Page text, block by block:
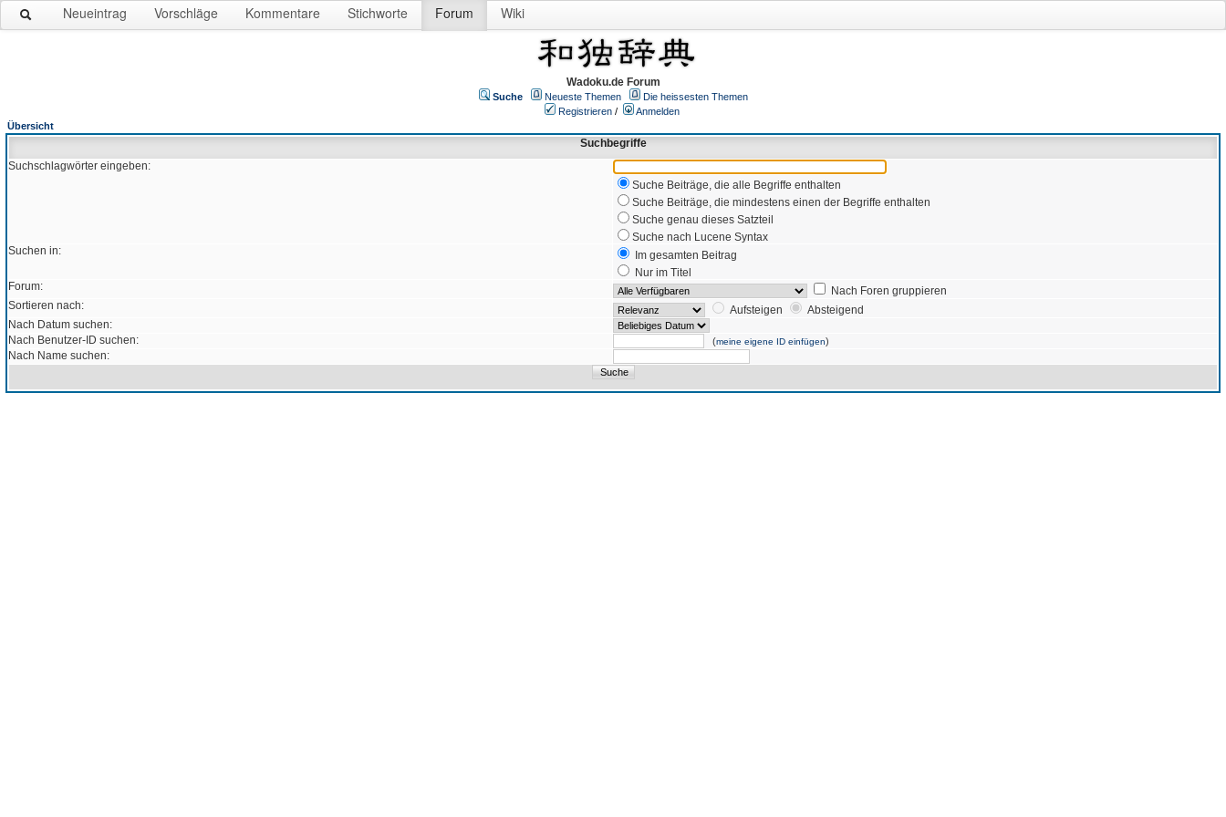
Neueintrag Vorschläge Kommentare Stichworte Forum Wiki
Wadoku.de Forum
Suche Neueste Themen
Die heissesten Themen
Registrieren /
Anmelden
Übersicht
Suchbegriffe
Suchschlagwörter eingeben:
Suche Beiträge, die alle Begriffe enthalten
Suche Beiträge, die mindestens einen der Begriffe enthalten
Suche genau dieses Satzteil
Suche nach Lucene Syntax
Suchen in:
Im gesamten Beitrag
Nur im Titel
Forum:
Nach Foren gruppieren
Sortieren nach:
Aufsteigen
Absteigend
Nach Datum suchen:
Nach Benutzer-ID suchen:
(meine eigene ID einfügen)
Nach Name suchen: